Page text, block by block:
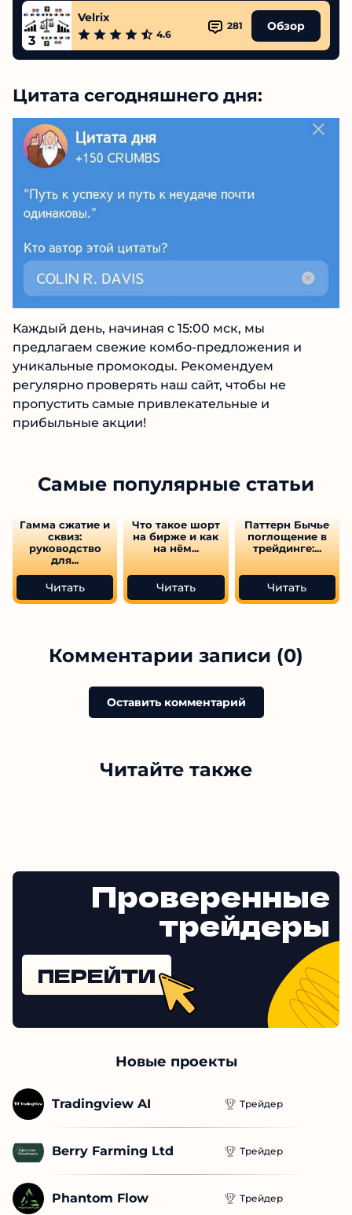
3
Velrix
4.6
281 Обзор
Цитата сегодняшнего дня:
Каждый день, начиная с 15:00 мск, мы
предлагаем свежие комбо-предложения и
уникальные промокоды. Рекомендуем
регулярно проверять наш сайт, чтобы не
пропустить самые привлекательные и
прибыльные акции!
Самые популярные статьи
Гамма сжатие и
сквиз:
руководство
для...
Читать
Что такое шорт
на бирже и как
на нём...
Читать
Паттерн Бычье
поглощение в
трейдинге:...
Читать
Комментарии записи (0)
Оставить комментарий
Читайте также
Проверенные
трейдеры
ПЕРЕЙТИ
Новые проекты
Tradingview AI Трейдер
Berry Farming Ltd Трейдер
Phantom Flow Трейдер